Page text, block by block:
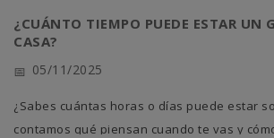
¿CUÁNTO TIEMPO PUEDE ESTAR UN
CASA?
05/11/2025
¿Sabes cuántas horas o días puede estar
contamos qué piensan cuando te vas y